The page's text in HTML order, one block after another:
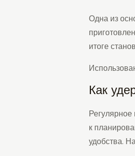
Одна из
итоге
Как
к
удобства.